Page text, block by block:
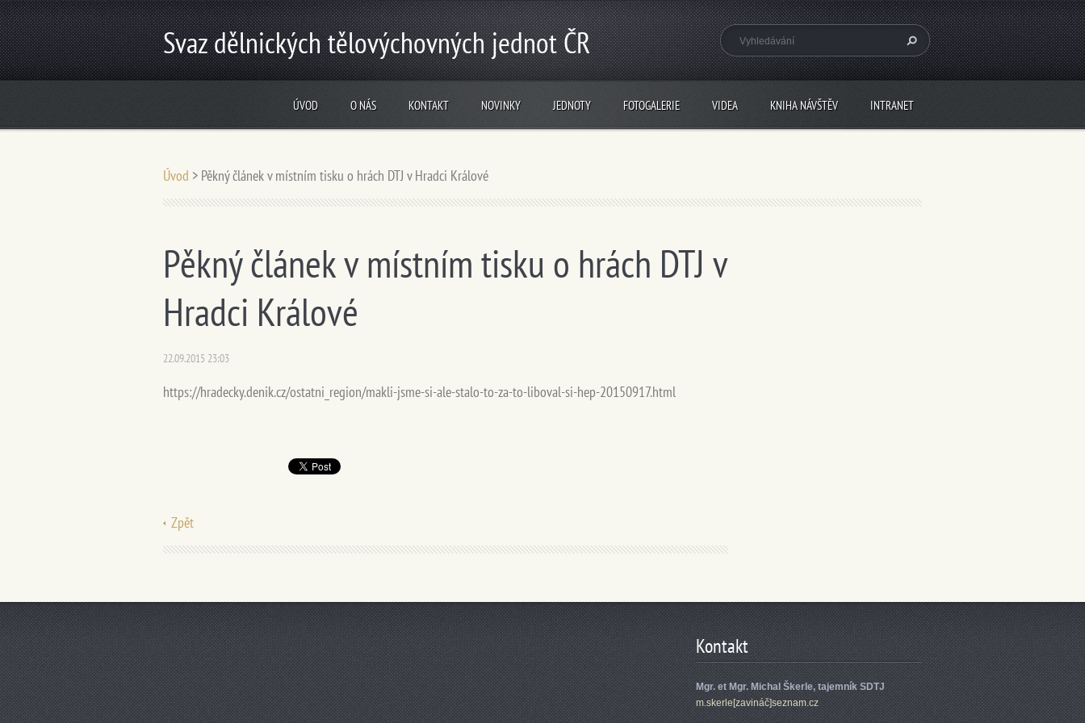
Svaz dělnických tělovýchovných jednot ČR
ÚVOD O NÁS KONTAKT NOVINKY JEDNOTY FOTOGALERIE VIDEA KNIHA NÁVŠTĚV INTRANET
Úvod > Pěkný článek v místním tisku o hrách DTJ v Hradci Králové
Pěkný článek v místním tisku o hrách DTJ v
Hradci Králové
22.09.2015 23:03
https://hradecky.denik.cz/ostatni_region/makli-jsme-si-ale-stalo-to-za-to-liboval-si-hep-20150917.html
Zpět
Kontakt
Mgr. et Mgr. Michal Škerle, tajemník SDTJ
m.skerle[zavináč]seznam.cz